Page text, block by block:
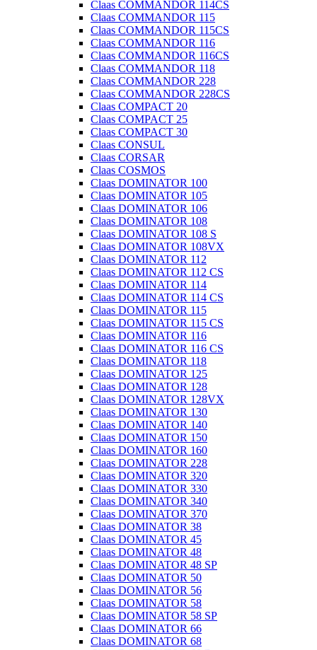
Claas COMMANDOR 114CS
Claas COMMANDOR 115
Claas COMMANDOR 115CS
Claas COMMANDOR 116
Claas COMMANDOR 116CS
Claas COMMANDOR 118
Claas COMMANDOR 228
Claas COMMANDOR 228CS
Claas COMPACT 20
Claas COMPACT 25
Claas COMPACT 30
Claas CONSUL
Claas CORSAR
Claas COSMOS
Claas DOMINATOR 100
Claas DOMINATOR 105
Claas DOMINATOR 106
Claas DOMINATOR 108
Claas DOMINATOR 108 S
Claas DOMINATOR 108VX
Claas DOMINATOR 112
Claas DOMINATOR 112 CS
Claas DOMINATOR 114
Claas DOMINATOR 114 CS
Claas DOMINATOR 115
Claas DOMINATOR 115 CS
Claas DOMINATOR 116
Claas DOMINATOR 116 CS
Claas DOMINATOR 118
Claas DOMINATOR 125
Claas DOMINATOR 128
Claas DOMINATOR 128VX
Claas DOMINATOR 130
Claas DOMINATOR 140
Claas DOMINATOR 150
Claas DOMINATOR 160
Claas DOMINATOR 228
Claas DOMINATOR 320
Claas DOMINATOR 330
Claas DOMINATOR 340
Claas DOMINATOR 370
Claas DOMINATOR 38
Claas DOMINATOR 45
Claas DOMINATOR 48
Claas DOMINATOR 48 SP
Claas DOMINATOR 50
Claas DOMINATOR 56
Claas DOMINATOR 58
Claas DOMINATOR 58 SP
Claas DOMINATOR 66
Claas DOMINATOR 68